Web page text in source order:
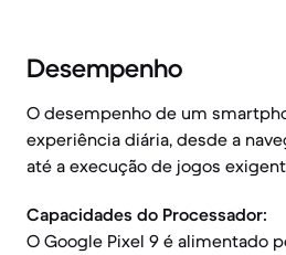
Desempenho
O desempenho de um
experiência diária, desde a
até a execução de jogos
Capacidades do Processador:
O Google Pixel 9 é alimentado